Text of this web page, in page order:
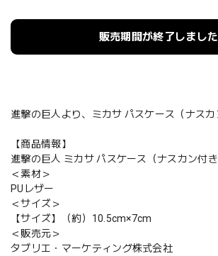
販売期間が終了しました
進撃の巨人より、ミカサ パスケース（ナスカ
【商品情報】
進撃の巨人 ミカサ パスケース（ナスカン付き
＜素材＞
PUレザー
＜サイズ＞
【サイズ】（約）10.5cm×7cm
＜販売元＞
タブリエ・マーケティング株式会社